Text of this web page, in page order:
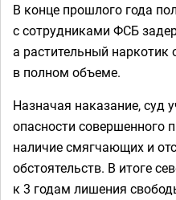
В конце прошлого года
с сотрудниками ФСБ
а растительный
в полном объеме.
Назначая наказание, суд
опасности совершенного
наличие смягчающих и
обстоятельств. В итоге
к 3 годам лишения